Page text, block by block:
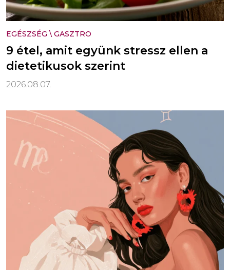
EGÉSZSÉG \ GASZTRO
9 étel, amit együnk stressz ellen a
dietetikusok szerint
2026.08.07.